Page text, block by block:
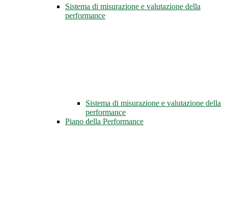
Sistema di misurazione e valutazione della
performance
Sistema di misurazione e valutazione della
performance
Piano della Performance